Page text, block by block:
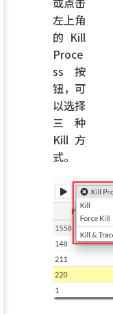
左上角
的 Kill
Proce
ss 按
钮，可
以选择
三种
Kill 方
式。